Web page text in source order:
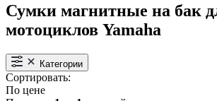
Сумки магнитные на бак
мотоциклов Yamaha
Категории
Сортировать:
По цене